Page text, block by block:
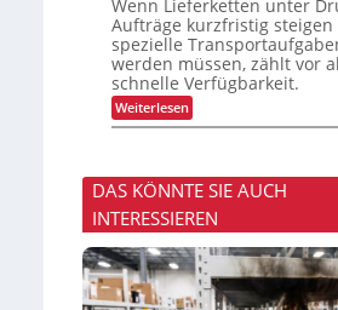
k
g
e
r
T
r
a
n
s
r
t
v
o
n
F
r
a
e
E
F
G
-
B
a
u
i
h
e
n
j
t
z
Wenn Lieferketten unter
Aufträge kurzfristig steigen
spezielle
werden müssen, zählt vor
schnelle Verfügbarkeit.
Weiterlesen:
M
t
g
s
h
ä
f
DAS KÖNNTE SIE AUCH
INTERESSIEREN